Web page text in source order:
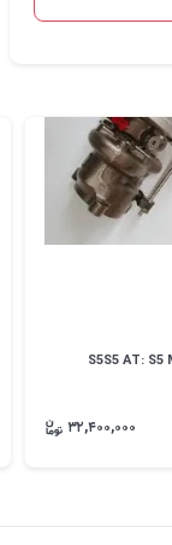
۳۲,۴۰۰,۰۰۰